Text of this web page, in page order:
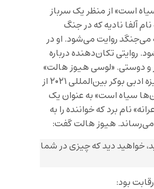
است» از منظر یک سرباز
آلفا نادیه که در جنگ
می‌جنگد روایت می‌شود. او در
روایتی تکان‌دهنده درباره
دوستی. «لوسی هیوز هالت»
رئیس هیات داوران جایزه ادبی بوکر بین‌المللی ۲۰۲۱ از
سیاه است» به عنوان یک
نام برد که خواننده را به
هیوز هالت گفت:
خواهید دید که چیزی در شما
بود: